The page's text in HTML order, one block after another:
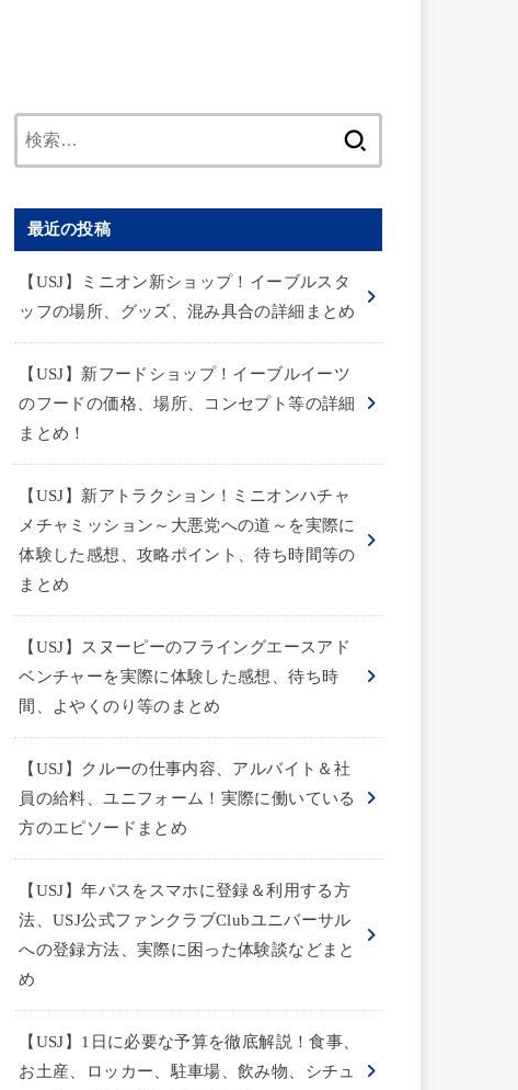
最近の投稿
【USJ】ミニオン新ショップ！イーブルスタ
ッフの場所、グッズ、混み具合の詳細まとめ
【USJ】新フードショップ！イーブルイーツ
のフードの価格、場所、コンセプト等の詳細
まとめ！
【USJ】新アトラクション！ミニオンハチャ
メチャミッション～大悪党への道～を実際に
体験した感想、攻略ポイント、待ち時間等の
まとめ
【USJ】スヌーピーのフライングエースアド
ベンチャーを実際に体験した感想、待ち時
間、よやくのり等のまとめ
【USJ】クルーの仕事内容、アルバイト＆社
員の給料、ユニフォーム！実際に働いている
方のエピソードまとめ
【USJ】年パスをスマホに登録＆利用する方
法、USJ公式ファンクラブClubユニバーサル
への登録方法、実際に困った体験談などまと
め
【USJ】1日に必要な予算を徹底解説！食事、
お土産、ロッカー、駐車場、飲み物、シチュ